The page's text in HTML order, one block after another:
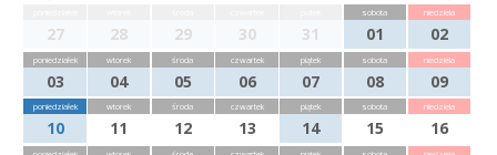
27 28 29 30 31
sobota
01
niedziela
02
poniedziałek
03
wtorek
04
środa
05
czwartek
06
piątek
07
sobota
08
niedziela
09
poniedziałek
10
wtorek
11
środa
12
czwartek
13
piątek
14
sobota
15
niedziela
16